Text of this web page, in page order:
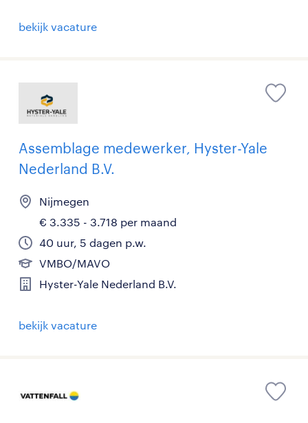
bekijk vacature
Assemblage medewerker, Hyster-Yale
Nederland B.V.
Nijmegen
€ 3.335 - 3.718 per maand
40 uur, 5 dagen p.w.
VMBO/MAVO
Hyster-Yale Nederland B.V.
bekijk vacature